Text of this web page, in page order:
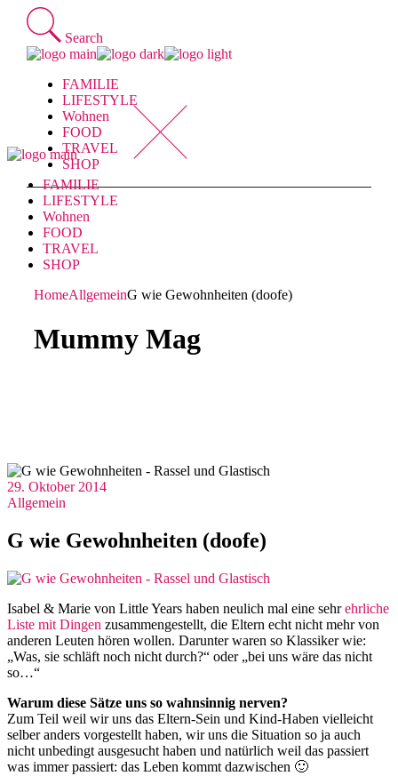
Skip
content
Search
FAMILIE
LIFESTYLE
Wohnen
FOOD
TRAVEL
SHOP
FAMILIE
LIFESTYLE
Wohnen
FOOD
TRAVEL
SHOP
HomeAllgemeinG wie Gewohnheiten (doofe)
Mummy Mag
29. Oktober 2014
Allgemein
G wie Gewohnheiten (doofe)
Isabel & Marie von Little Years haben neulich mal eine sehrehrliche
Liste mit Dingen zusammengestellt, die Eltern echt nicht mehr von
anderen Leuten hören wollen. Darunter waren so Klassiker wie:
„Was, sie schläft noch nicht durch?“ oder „bei uns wäre das nicht
so…“
Warum diese Sätze uns so wahnsinnig nerven?
Zum Teil weil wir uns das Eltern-Sein und Kind-Haben vielleicht
selber anders vorgestellt haben, wir uns die Situation so ja auch
nicht unbedingt ausgesucht haben und natürlich weil das passiert
was immer passiert: das Leben kommt dazwischen 🙂